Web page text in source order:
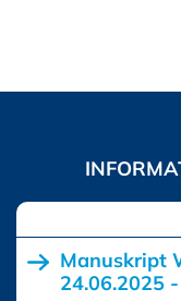
Manuskript
24.06.2025